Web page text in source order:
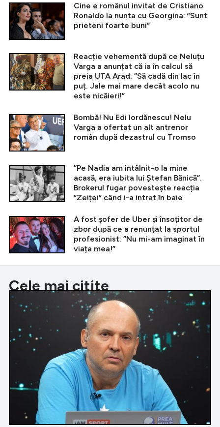
Cine e românul invitat de Cristiano
Ronaldo la nunta cu Georgina: ”Sunt
prieteni foarte buni”
Reacție vehementă după ce Neluțu
Varga a anunțat că ia în calcul să
preia UTA Arad: ”Să cadă din lac în
puț. Jale mai mare decât acolo nu
este nicăieri!”
Bombă! Nu Edi Iordănescu! Nelu
Varga a ofertat un alt antrenor
român după dezastrul cu Tromso
”Pe Nadia am întâlnit-o la mine
acasă, era iubita lui Ștefan Bănică”.
Brokerul fugar povestește reacția
”Zeiței” când i-a intrat în baie
A fost șofer de Uber și însoțitor de
zbor după ce a renunțat la sportul
profesionist: ”Nu mi-am imaginat în
viața mea!”
Cele mai citite